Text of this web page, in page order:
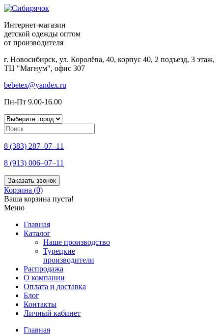
Интернет-магазин
детской одежды оптом
от производителя
г. Новосибирск, ул. Королёва, 40, корпус 40, 2 подъезд, 3 этаж,
ТЦ "Магнум", офис 307
bebetex@yandex.ru
Пн-Пт 9.00-16.00
8 (383) 287–07–11
8 (913) 006–07–11
Заказать звонок
Корзина (0)
Ваша корзина пуста!
Меню
Главная
Каталог
Наше производство
Турецкие
производители
Распродажа
О компании
Оплата и доставка
Блог
Контакты
Личный кабинет
Главная